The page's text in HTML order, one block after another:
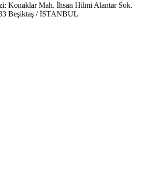
Konaklar Mah. İhsan Hilmi Alantar Sok.
Beşiktaş / İSTANBUL